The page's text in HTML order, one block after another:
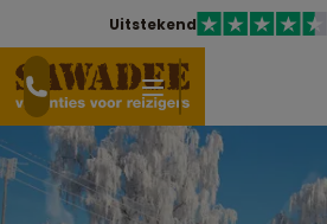
Uitstekend